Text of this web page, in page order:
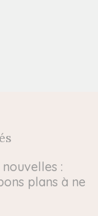
:
plans à ne